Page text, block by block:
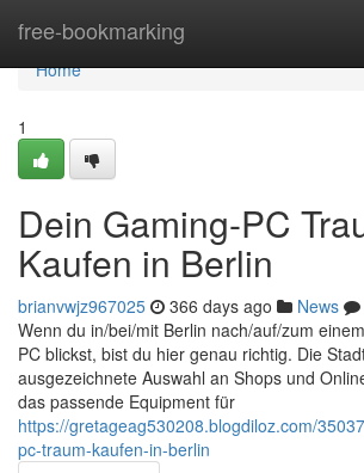
free-bookmarking
Home
Home
1
Dein Gaming-PC
Kaufen in Berlin
brianvwjz967025 366 days ago News
Wenn du in/bei/mit Berlin nach/auf/zum
PC blickst, bist du hier genau richtig. Die
ausgezeichnete Auswahl an Shops und
das passende Equipment für
https://gretageag530208.blogdiloz.com/
pc-traum-kaufen-in-berlin